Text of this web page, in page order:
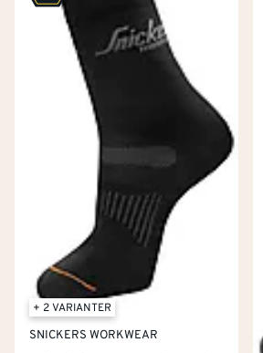
+ 2 VARIANTER
SNICKERS WORKWEAR